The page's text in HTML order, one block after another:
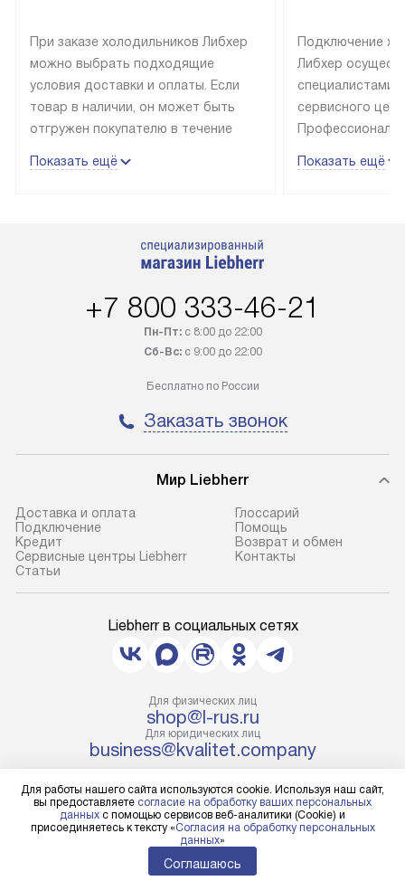
При заказе холодильников Либхер
можно выбрать подходящие
условия доставки и оплаты. Если
товар в наличии, он может быть
отгружен покупателю в течение
лейблом доставляется бесплатно
Показать ещё
Подключение
Либхер
специалистами
сервисного
эксплуатации
Показать ещё
+7 800 333-46-21
Пн-Пт:с 8:00 до 22:00
Сб-Вс:с 9:00 до 22:00
Бесплатно по России
Заказать звонок
Мир Liebherr
Доставка и оплата
Подключение
Кредит
Сервисные центры Liebherr
Cтатьи
Глоссарий
Помощь
Возврат и обмен
Контакты
Liebherr в социальных сетях
Для физических лиц
shop@l-rus.ru
Для юридических лиц
business@kvalitet.company
НАПИСАТЬ РУКОВОДСТВУ
Политика конфиденциальности
Карта сайта
Для работы нашего сайта используются cookie. Используя наш сайт,
вы предоставляете согласие на обработку ваших персональных
данных с помощью сервисов веб-аналитики (Cookie) и
присоединяетесь к тексту «Согласия на обработку персональных
данных»
Соглашаюсь